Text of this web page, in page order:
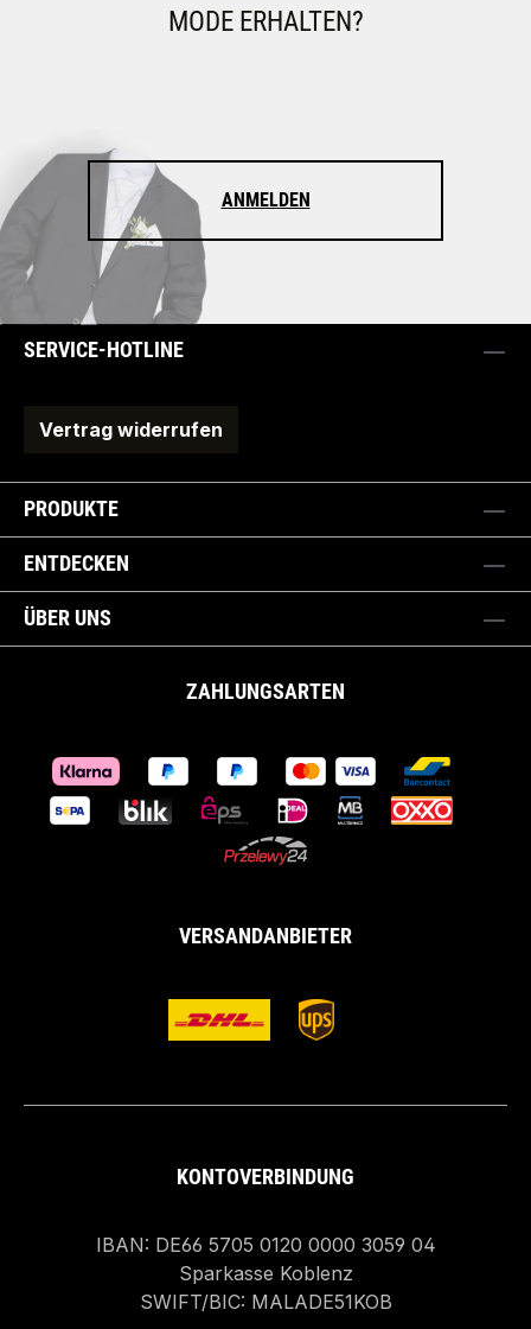
MODE ERHALTEN?
ANMELDEN
SERVICE-HOTLINE
Vertrag widerrufen
PRODUKTE
ENTDECKEN
ÜBER UNS
ZAHLUNGSARTEN
VERSANDANBIETER
KONTOVERBINDUNG
IBAN: DE66 5705 0120 0000 3059 04
Sparkasse Koblenz
SWIFT/BIC: MALADE51KOB